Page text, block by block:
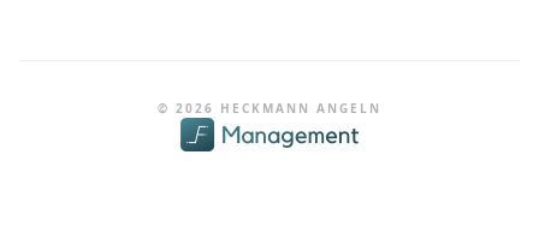
© 2026 HECKMANN ANGELN